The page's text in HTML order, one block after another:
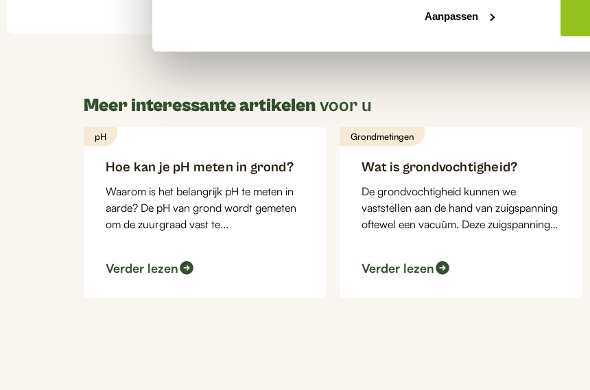
Aanpassen
Meer interessante artikelenvoor u
pH
Hoe kan je pH meten in grond?
Waarom is het belangrijk pH te meten in
aarde? De pH van grond wordt gemeten
om de zuurgraad vast te...
Verder lezen
Grondmetingen
Wat is grondvochtigheid?
De grondvochtigheid kunnen we
vaststellen aan de hand van zuigspanning
oftewel een vacuüm. Deze zuigspanning
Verder lezen